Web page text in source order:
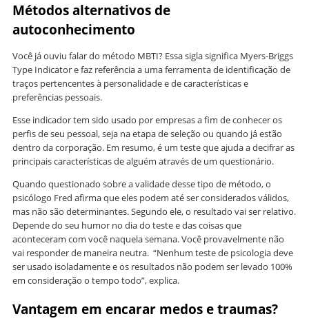
Métodos alternativos de
autoconhecimento
Você já ouviu falar do método MBTI? Essa sigla significa Myers-Briggs
Type Indicator e faz referência a uma ferramenta de identificação de
traços pertencentes à personalidade e de características e
preferências pessoais.
Esse indicador tem sido usado por empresas a fim de conhecer os
perfis de seu pessoal, seja na etapa de seleção ou quando já estão
dentro da corporação. Em resumo, é um teste que ajuda a decifrar as
principais características de alguém através de um questionário.
Quando questionado sobre a validade desse tipo de método, o
psicólogo Fred afirma que eles podem até ser considerados válidos,
mas não são determinantes. Segundo ele, o resultado vai ser relativo.
Depende do seu humor no dia do teste e das coisas que
aconteceram com você naquela semana. Você provavelmente não
vai responder de maneira neutra. “Nenhum teste de psicologia deve
ser usado isoladamente e os resultados não podem ser levado 100%
em consideração o tempo todo”, explica.
Vantagem em encarar medos e traumas?